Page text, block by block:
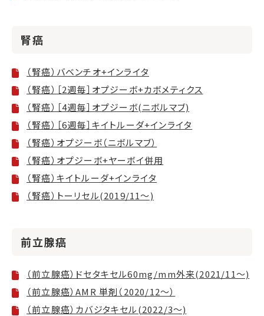
腎癌
（腎癌）バベンチオ+インライタ
（腎癌）［2週毎］オプジーボ+カボメティクス
（腎癌）［4週毎］オプジーボ(ニボルマブ)
（腎癌）［6週毎］キイトルーダ+インライタ
（腎癌）オプジーボ（ニボルマブ）
（腎癌）オプジーボ+ヤーボイ併用
（腎癌）キイトルーダ+インライタ
（腎癌）トーリセル(2019/11～)
前立腺癌
（前立腺癌）ドセタキセル60mg/mm外来(2021/11～)
（前立腺癌）AMR 単剤（2020/12～）
（前立腺癌）カバジタキセル(2022/3～)